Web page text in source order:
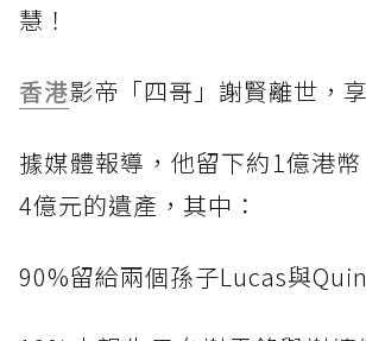
慧！
香港影帝「四哥」謝賢離世，
據媒體報導，他留下約1億港
4億元的遺產，其中：
90%留給兩個孫子Lucas與